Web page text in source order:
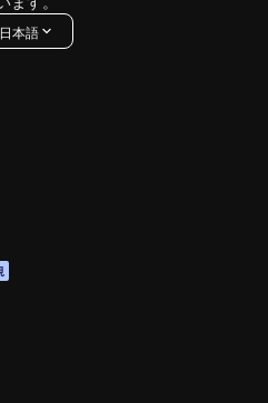
日本語